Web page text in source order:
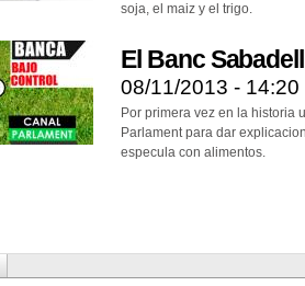
soja, el maiz y el trigo.
El Banc
08/11/2013 - 14:20
Por primera vez en la historia
Parlament para dar
especula con alimentos.